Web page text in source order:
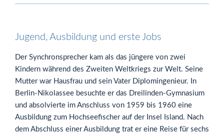
Jugend, Ausbildung und erste Jobs
Der Synchronsprecher kam als das jüngere von zwei
Kindern während des Zweiten Weltkriegs zur Welt. Seine
Mutter war Hausfrau und sein Vater Diplomingenieur. In
Berlin-Nikolassee besuchte er das Dreilinden-Gymnasium
und absolvierte im Anschluss von 1959 bis 1960 eine
Ausbildung zum Hochseefischer auf der Insel Island. Nach
dem Abschluss einer Ausbildung trat er eine Reise für sechs